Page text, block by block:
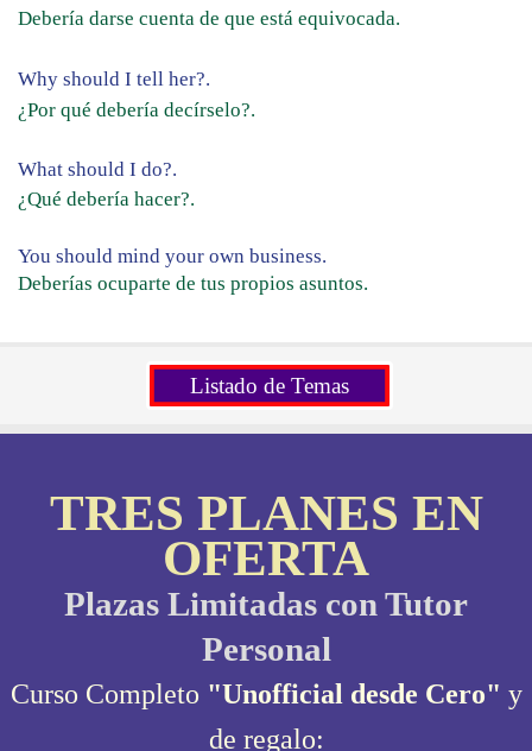
Debería darse cuenta de que está equivocada.
Why should I tell her?.
¿Por qué debería decírselo?.
What should I do?.
¿Qué debería hacer?.
You should mind your own business.
Deberías ocuparte de tus propios asuntos.
Listado de Temas
TRES PLANES EN
OFERTA
Plazas Limitadas con Tutor
Personal
Curso Completo "Unofficial desde Cero" y
de regalo: